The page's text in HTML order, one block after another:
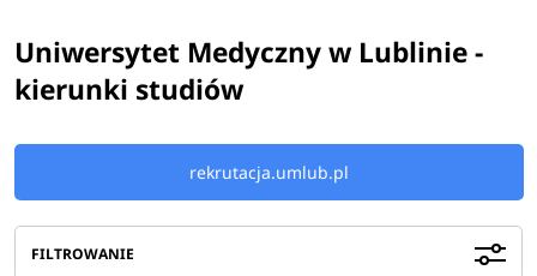
Uniwersytet Medyczny w Lublinie -
kierunki studiów
rekrutacja.umlub.pl
FILTROWANIE